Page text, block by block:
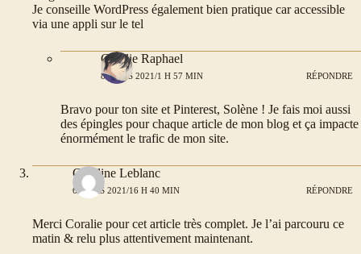
Je conseille WordPress également bien pratique car accessible
via une appli sur le tel
Coralie Raphael
8 MARS 2021/1 H 57 MIN RÉPONDRE
Bravo pour ton site et Pinterest, Solène ! Je fais moi aussi
des épingles pour chaque article de mon blog et ça impacte
énormément le trafic de mon site.
Caroline Leblanc
6 MARS 2021/16 H 40 MIN RÉPONDRE
Merci Coralie pour cet article très complet. Je l’ai parcouru ce
matin & relu plus attentivement maintenant.